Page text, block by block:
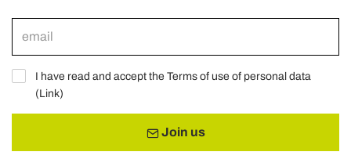
I have read and accept the Terms of use of personal data
(Link)
Join us